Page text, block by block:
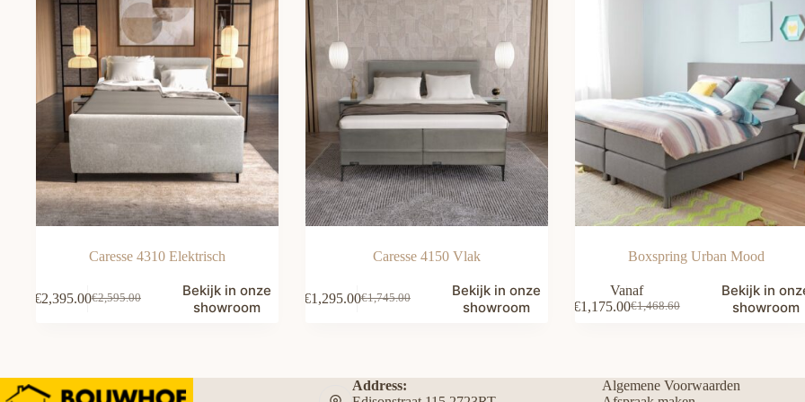
Caresse 4310 Elektrisch
€2,595.00
Oorspronkelijke
€2,395.00Huidige
Bekijk in onze
showroom
Caresse 4150 Vlak
€1,745.00
Oorspronkelijke
€1,295.00Huidige
Bekijk in onze
showroom
Boxspring Urban Mood
Vanaf
€1,468.60
Oorspronkelijke
€1,175.00Huidige
Bekijk in
showroom
Address:
Algemene Voorwaarden